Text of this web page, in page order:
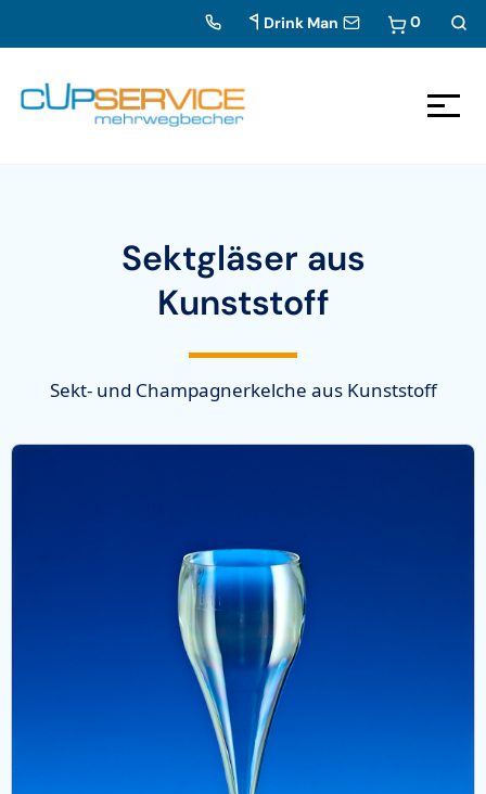
Zum Inhalt springen
Zur Navigation
Drink Man 0
Sektgläser aus
Kunststoff
Sekt- und Champagnerkelche aus Kunststoff